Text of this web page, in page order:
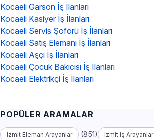
Kocaeli Garson İş İlanları
Kocaeli Kasiyer İş İlanları
Kocaeli Servis Şoförü İş İlanları
Kocaeli Satış Elemanı İş İlanları
Kocaeli Aşçı İş İlanları
Kocaeli Çocuk Bakıcısı İş İlanları
Kocaeli Elektrikçi İş İlanları
POPÜLER ARAMALAR
İzmit Eleman Arayanlar (851) İzmit İş Arayanlar